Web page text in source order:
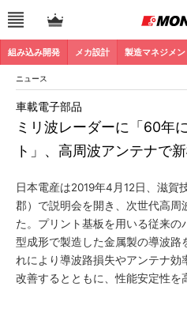
組み込み開発 メカ設計 製造マネジメン
ニュース
ミリ波レーダーに「60年
ト」、高周波アンテナで
車載電子部品
日本電産は2019年4月12日、滋賀
郡）で説明会を開き、次世代高周
た。プリント基板を用いる従来
型成形で製造した金属製の導波路
れにより導波路損失やアンテナ効
改善するとともに、性能安定性を